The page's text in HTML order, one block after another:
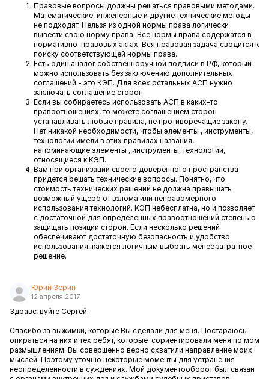
Правовые вопросы должны решаться правовыми методами.
Математические, инженерные и другие технические методы
не подходят. Нельзя из одной нормы права логически
вывести свою норму права. Все нормы права содержатся в
нормативно-правовых актах. Вся правовая задача сводится к
поиску соответствующей нормы права.
Есть один аналог собственноручной подписи в РФ, который
можно использовать без заключению дополнительных
соглашений - это КЭП. Для всех остальных АСП нужно
заключать соглашение сторон.
Если вы собираетесь использовать АСП в каких-то
правоотношениях, то можете соглашением сторон
устанавливать любые правила, не противоречащие закону.
Нет никакой необходимости, чтобы элементы , инструменты,
технологии имели в этих правилах названия,
напоминающие элементы , инструменты, технологии,
относящиеся к КЭП.
Вам при организации своего доверенного пространства
придется решать технические вопросы. Понятно, что
стоимость технических решений не должна превышать
возможный ущерб от взлома или неправомерного
использования технологий. КЭП небесплатна, но и позволяет
с достаточной для определенных правоотношений степенью
защищать позиции сторон. Если несколько решений
обеспечивают достаточную безопасность и удобство
использования, кажется логичным выбрать менее затратное
решение.
Юрий Зерин
12 апреля 2017
Здравствуйте Сергей.
Спасибо за выжимки, которые Вы сделали для меня. Постараюсь
опираться на них и тех ребят, которые сориентировали меня по мом
размышлениям. Вы совершенно верно схватили направление моих
мыслей. Поэтому уточню некоторые моменты для устранения
неопределенности в суждениях. Мой документооборот был связан